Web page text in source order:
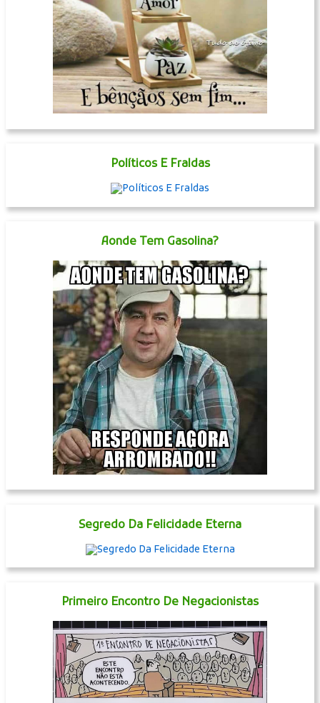
Chegar Onde A Maioria Não Chega
Fé, Amor, Paz, Bênçãos
Políticos E Fraldas
Aonde Tem Gasolina?